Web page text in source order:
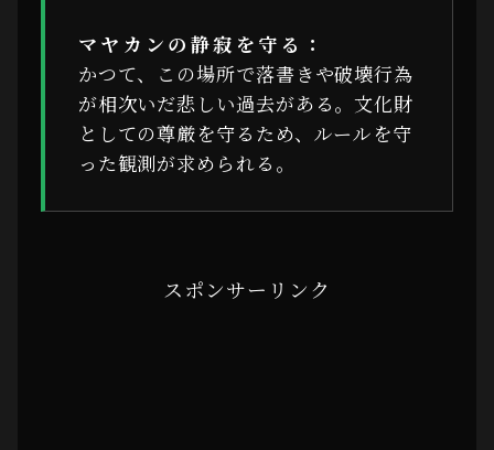
マヤカンの静寂を守る：
かつて、この場所で落書きや破壊行為
が相次いだ悲しい過去がある。文化財
としての尊厳を守るため、ルールを守
った観測が求められる。
スポンサーリンク